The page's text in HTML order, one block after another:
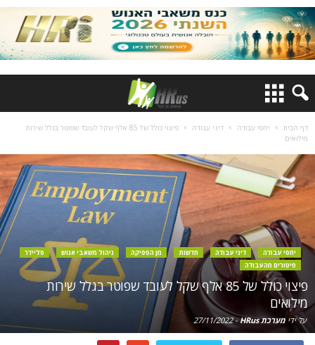
דף הבית יחסי עבודה דיני עבודה
פיצוי כולל של 85 אלף שקל לעובד שפוטר בגלל שירות
מילואים
יחסי עבודה דיני עבודה חדשות מן הפסיקה ניהול משאבי אנוש
סליידר
פיטורים מהעבודה
פיצוי כולל של 85 אלף שקל לעובד שפוטר בגלל שירות
מילואים
על ידי מערכת HRus -
27/11/2022